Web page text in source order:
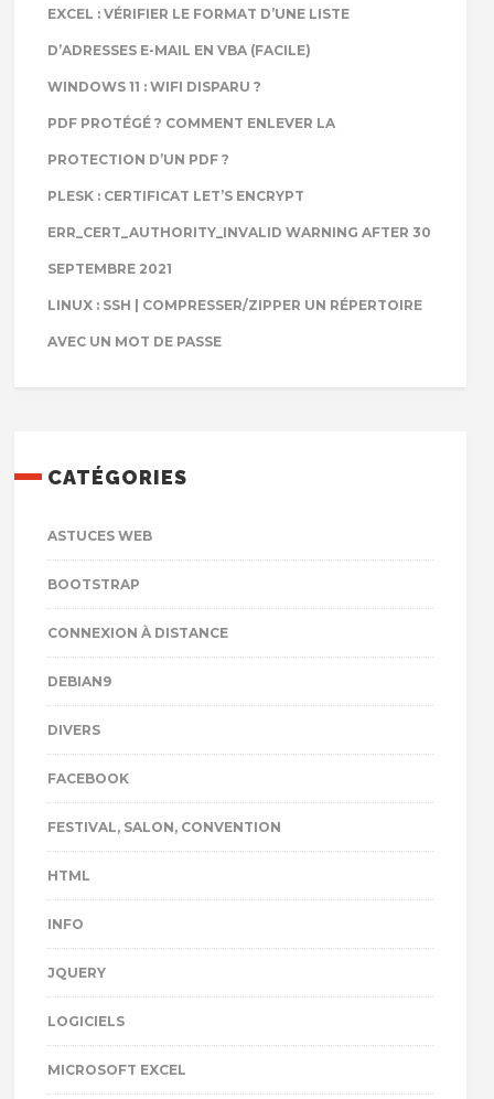
EXCEL : VÉRIFIER LE FORMAT D’UNE LISTE
D’ADRESSES E-MAIL EN VBA (FACILE)
WINDOWS 11 : WIFI DISPARU ?
PDF PROTÉGÉ ? COMMENT ENLEVER LA
PROTECTION D’UN PDF ?
PLESK : CERTIFICAT LET’S ENCRYPT
ERR_CERT_AUTHORITY_INVALID WARNING AFTER 30
SEPTEMBRE 2021
LINUX : SSH | COMPRESSER/ZIPPER UN RÉPERTOIRE
AVEC UN MOT DE PASSE
CATÉGORIES
ASTUCES WEB
BOOTSTRAP
CONNEXION À DISTANCE
DEBIAN9
DIVERS
FACEBOOK
FESTIVAL, SALON, CONVENTION
HTML
INFO
JQUERY
LOGICIELS
MICROSOFT EXCEL